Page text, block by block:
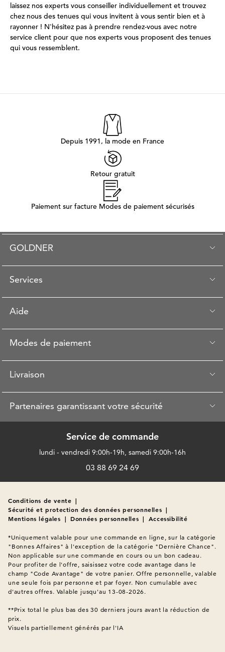
laissez nos experts vous conseiller individuellement et trouvez
chez nous des tenues qui vous invitent à vous sentir bien et à
rayonner ! N'hésitez pas à prendre rendez-vous avec notre
service client pour que nos experts vous proposent des tenues
qui vous ressemblent.
Depuis 1991, la mode en France
Retour gratuit
Paiement sur facture Modes de paiement sécurisés
GOLDNER
Services
Aide
Modes de paiement
Livraison
Partenaires garantissant votre sécurité
Service de commande
lundi - vendredi 9:00h-19h, samedi 9:00h-16h
03 88 69 24 69
Conditions de vente |
Sécurité et protection des données personnelles |
Mentions légales | Données personnelles | Accessibilité
*Uniquement valable pour une commande en ligne, sur la catégorie
"Bonnes Affaires" à l'exception de la catégorie "Dernière Chance".
Non applicable sur une commande en cours ou un bon cadeau.
Pour profiter de l'offre, saisissez votre code avantage dans le
champ "Code Avantage" de votre panier. Offre personnelle, valable
une seule fois par personne et par foyer. Non cumulable avec
d'autres offres. Valable jusqu'au 13-08-2026.
**Prix total le plus bas des 30 derniers jours avant la réduction de
Visuels partiellement générés par l'IA